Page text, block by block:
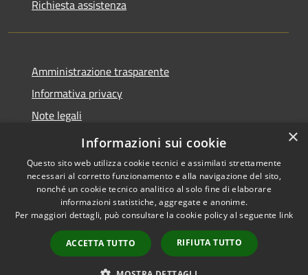
Richiesta assistenza
Amministrazione trasparente
Informativa privacy
Note legali
Dichiarazione di accessibilità 2025
Accessibilità
Copyright © 2026 • Comune di
Osio Sotto • Powered by
Municipium•
Accesso
redazione
×
Informazioni sui cookie
Questo sito web utilizza cookie tecnici e assimilati strettamente
necessari al corretto funzionamento e alla navigazione del sito,
nonché un cookie tecnico analitico al solo fine di elaborare
informazioni statistiche, aggregate e anonime.
Per maggiori dettagli, può consultare la cookie policy al seguente link
ACCETTA TUTTO RIFIUTA TUTTO